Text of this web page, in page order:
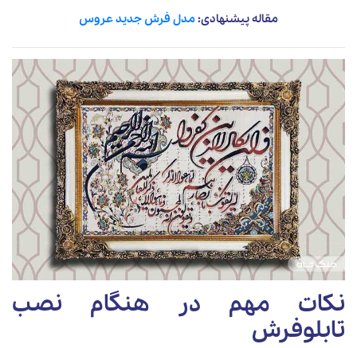
مقاله پیشنهادی:مدل فرش جدید عروس
نکات مهم در هنگام نصب
تابلوفرش